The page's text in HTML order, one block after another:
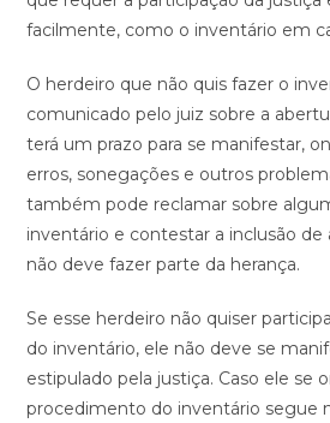
facilmente, como o inventário em
O herdeiro que não quis fazer o
comunicado pelo juiz sobre a
terá um prazo para se manifestar,
erros, sonegações e outros
também pode reclamar sobre
inventário e contestar a inclusão de
não deve fazer parte da herança.
Se esse herdeiro não quiser
do inventário, ele não deve se
estipulado pela justiça. Caso ele se
procedimento do inventário segue